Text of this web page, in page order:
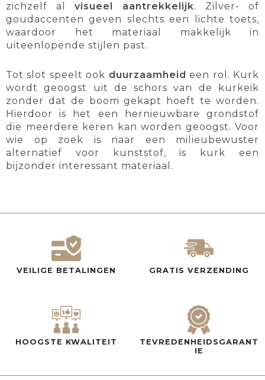
zichzelf alvisueel aantrekkelijk. Zilver- of
goudaccenten geven slechts een lichte toets,
waardoor het materiaal makkelijk in
uiteenlopende stijlen past.
Tot slot speelt ook duurzaamheid een rol. Kurk
wordt geoogst uit de schors van de kurkeik
zonder dat de boom gekapt hoeft te worden.
Hierdoor is het een hernieuwbare grondstof
die meerdere keren kan worden geoogst. Voor
wie op zoek is naar een milieubewuster
alternatief voor kunststof, is kurk een
bijzonder interessant materiaal.
VEILIGE BETALINGEN GRATIS VERZENDING
HOOGSTE KWALITEIT
TEVREDENHEIDSGARANT
IE